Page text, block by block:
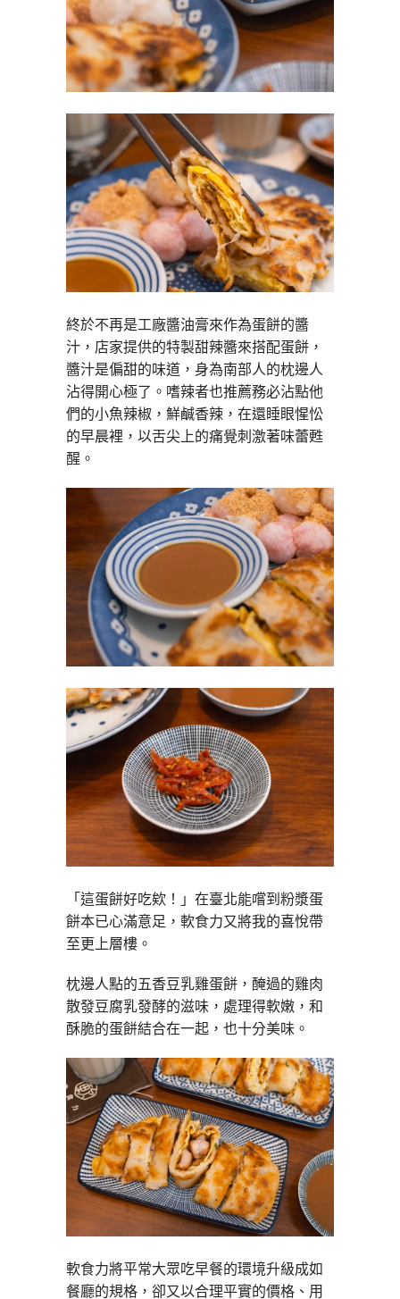
終於不再是工廠醬油膏來作為蛋餅的醬
汁，店家提供的特製甜辣醬來搭配蛋餅，
醬汁是偏甜的味道，身為南部人的枕邊人
沾得開心極了。嗜辣者也推薦務必沾點他
們的小魚辣椒，鮮鹹香辣，在還睡眼惺忪
的早晨裡，以舌尖上的痛覺刺激著味蕾甦
醒。
「這蛋餅好吃欸！」在臺北能嚐到粉漿蛋
餅本已心滿意足，軟食力又將我的喜悅帶
至更上層樓。
枕邊人點的五香豆乳雞蛋餅，醃過的雞肉
散發豆腐乳發酵的滋味，處理得軟嫩，和
酥脆的蛋餅結合在一起，也十分美味。
軟食力將平常大眾吃早餐的環境升級成如
餐廳的規格，卻又以合理平實的價格、用